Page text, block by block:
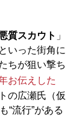
悪質スカウト 」
いった街角に
ちが狙い撃ち
お伝えした
の広瀬氏（仮
“流行”がある